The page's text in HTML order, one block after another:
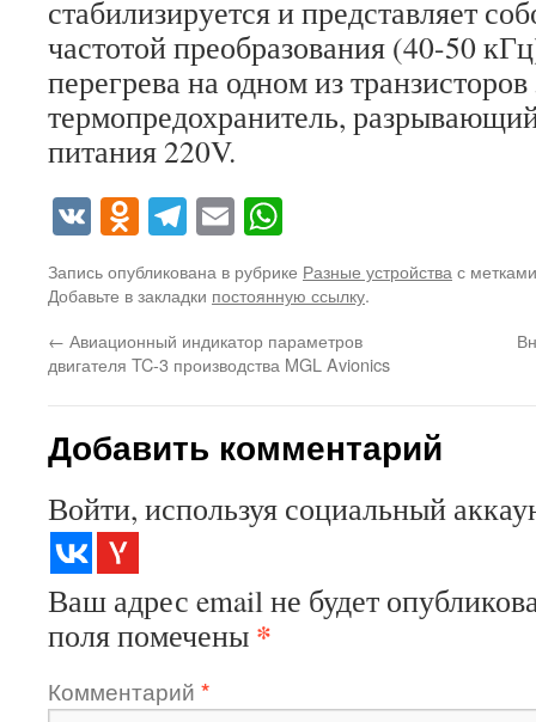
стабилизируется и представляет
частотой преобразования (40-50
перегрева на одном из
термопредохранитель,
питания 220V.
VKOdnoklassniki
Telegram
Email
Запись опубликована в рубрике Разные устройствас
Добавьте в закладки постоянную ссылку.
← Авиационный индикатор параметров
двигателя TC-3 производства MGL Avionics
Добавить комментарий
Войти, используя социальный
Ваш адрес email не будет
поля помечены *
Комментарий *